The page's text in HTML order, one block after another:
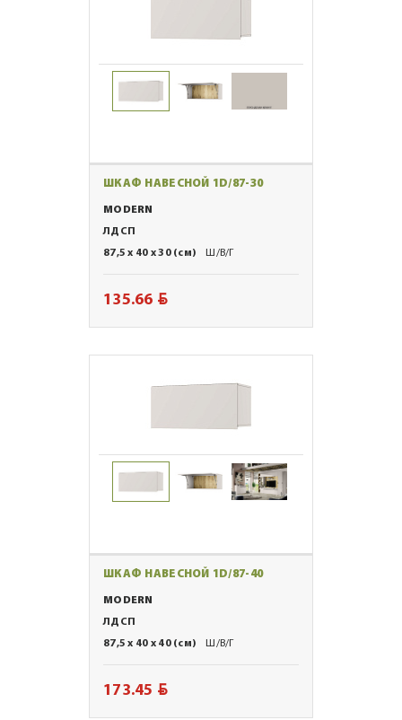
ШКАФ НАВЕСНОЙ 1D/87-30
MODERN
ЛДСП
87,5 x 40 x 30 (см)
Ш/В/Г
135.66 BYN
ШКАФ НАВЕСНОЙ 1D/87-40
MODERN
ЛДСП
87,5 x 40 x 40 (см)
Ш/В/Г
173.45 BYN